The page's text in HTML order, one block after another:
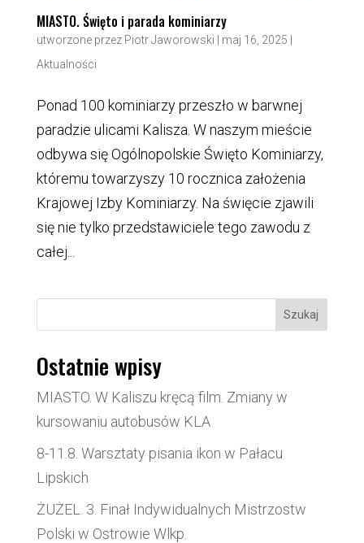
MIASTO. Święto i parada kominiarzy
utworzone przez Piotr Jaworowski maj 16, 2025
Aktualności
Ponad 100 kominiarzy przeszło w barwnej
paradzie ulicami Kalisza. W naszym mieście
odbywa się Ogólnopolskie Święto Kominiarzy,
któremu towarzyszy 10 rocznica założenia
Krajowej Izby Kominiarzy. Na święcie zjawili
się nie tylko przedstawiciele tego zawodu z
całej...
Szukaj
Ostatnie wpisy
MIASTO. W Kaliszu kręcą film. Zmiany w
kursowaniu autobusów KLA
8-11.8. Warsztaty pisania ikon w Pałacu
Lipskich
ŻUŻEL. 3. Finał Indywidualnych Mistrzostw
Polski w Ostrowie Wlkp.